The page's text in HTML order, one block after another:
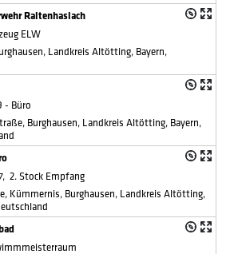
Raitenhaslach
ELW
Landkreis Altötting, Bayern,
- Büro
Burghausen, Landkreis Altötting, Bayern,
2. Stock Empfang
Kümmernis, Burghausen, Landkreis Altötting,